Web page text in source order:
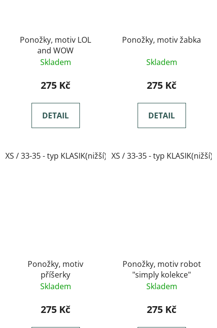
Ponožky, motiv LOL
and WOW
Skladem
275 Kč
DETAIL
XS / 33-35 - typ KLASIK(nižší)
Ponožky, motiv žabka
Skladem
275 Kč
DETAIL
XS / 33-35 - typ KLASIK(nižší)
Ponožky, motiv
příšerky
Skladem
275 Kč
Ponožky, motiv robot
"simply kolekce"
Skladem
275 Kč